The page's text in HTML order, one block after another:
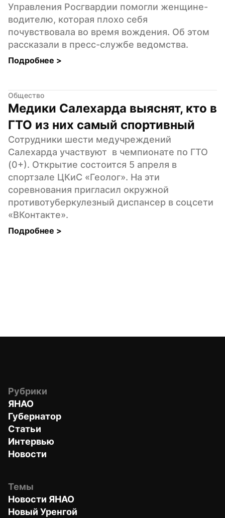
Управления Росгвардии помогли женщине-
водителю, которая плохо себя
почувствовала во время вождения. Об этом
рассказали в пресс-службе ведомства.
Подробнее >
Общество
Медики Салехарда выяснят, кто в
ГТО из них самый спортивный
Сотрудники шести медучреждений
Салехарда участвуют  в чемпионате по ГТО
(0+). Открытие состоится 5 апреля в
спортзале ЦКиС «Геолог». На эти
соревнования пригласил окружной
противотуберкулезный диспансер в соцсети
«ВКонтакте».
Подробнее >
Рубрики
ЯНАО
Губернатор
Статьи
Интервью
Новости
Темы
Новости ЯНАО
Новый Уренгой